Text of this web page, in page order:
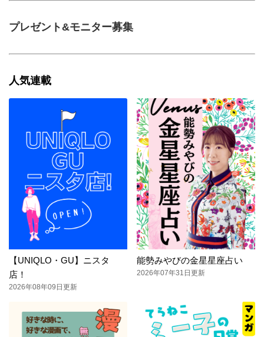
プレゼント&モニター募集
人気連載
【UNIQLO・GU】ニスタ
店！
2026年08年09日更新
能勢みやびの金星星座占い
2026年07年31日更新